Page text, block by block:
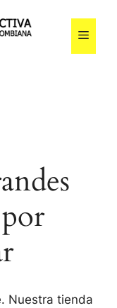
Menú
Nuestra tienda